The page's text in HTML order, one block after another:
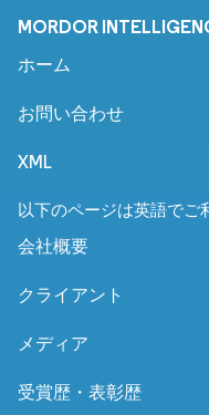
MORDOR
ホーム
お問い合わせ
XML
以下のページは英語でご
会社概要
クライアント
メディア
受賞歴・表彰歴